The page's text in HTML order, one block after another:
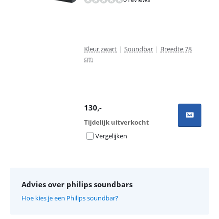
Kleur zwart | Soundbar | Breedte 78
cm
130,-
Tijdelijk uitverkocht
Vergelijken
Advies over philips soundbars
Hoe kies je een Philips soundbar?